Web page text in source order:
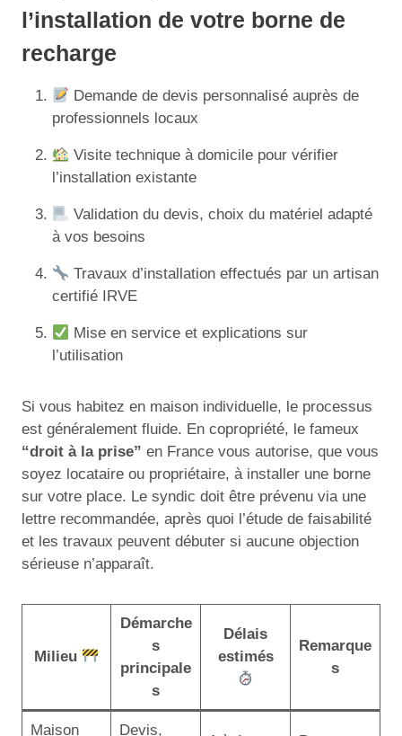
l’installation de votre borne de
recharge
Demande de devis personnalisé auprès de
professionnels locaux
Visite technique à domicile pour vérifier
l’installation existante
Validation du devis, choix du matériel adapté
à vos besoins
Travaux d’installation effectués par un artisan
certifié IRVE
Mise en service et explications sur
l’utilisation
Si vous habitez en maison individuelle, le processus
est généralement fluide. En copropriété, le fameux
“droit à la prise” en France vous autorise, que vous
soyez locataire ou propriétaire, à installer une borne
sur votre place. Le syndic doit être prévenu via une
lettre recommandée, après quoi l’étude de faisabilité
et les travaux peuvent débuter si aucune objection
sérieuse n’apparaît.
Milieu
Démarche
s
principale
s
Délais
estimés
Remarque
s
Maison Devis,